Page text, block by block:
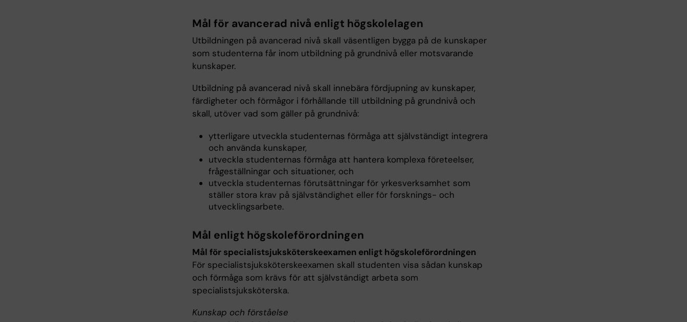
Mål för avancerad nivå enligt högskolelagen
Utbildningen på avancerad nivå skall väsentligen bygga på de kunskaper
som studenterna får inom utbildning på grundnivå eller motsvarande
kunskaper.
Utbildning på avancerad nivå skall innebära fördjupning av kunskaper,
färdigheter och förmågor i förhållande till utbildning på grundnivå och
skall, utöver vad som gäller på grundnivå:
ytterligare utveckla studenternas förmåga att självständigt integrera
och använda kunskaper,
utveckla studenternas förmåga att hantera komplexa företeelser,
frågeställningar och situationer, och
utveckla studenternas förutsättningar för yrkesverksamhet som
ställer stora krav på självständighet eller för forsknings- och
utvecklingsarbete.
Mål enligt högskoleförordningen
Mål för specialistsjuksköterskeexamen enligt högskoleförordningen
För specialistsjuksköterskeexamen skall studenten visa sådan kunskap
och förmåga som krävs för att självständigt arbeta som
specialistsjuksköterska.
Kunskap och förståelse